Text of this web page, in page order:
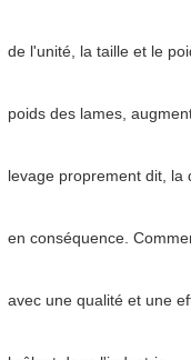
de l'unité, la taille et le
poids des lames,
levage proprement dit, la
en conséquence.
avec une qualité et une